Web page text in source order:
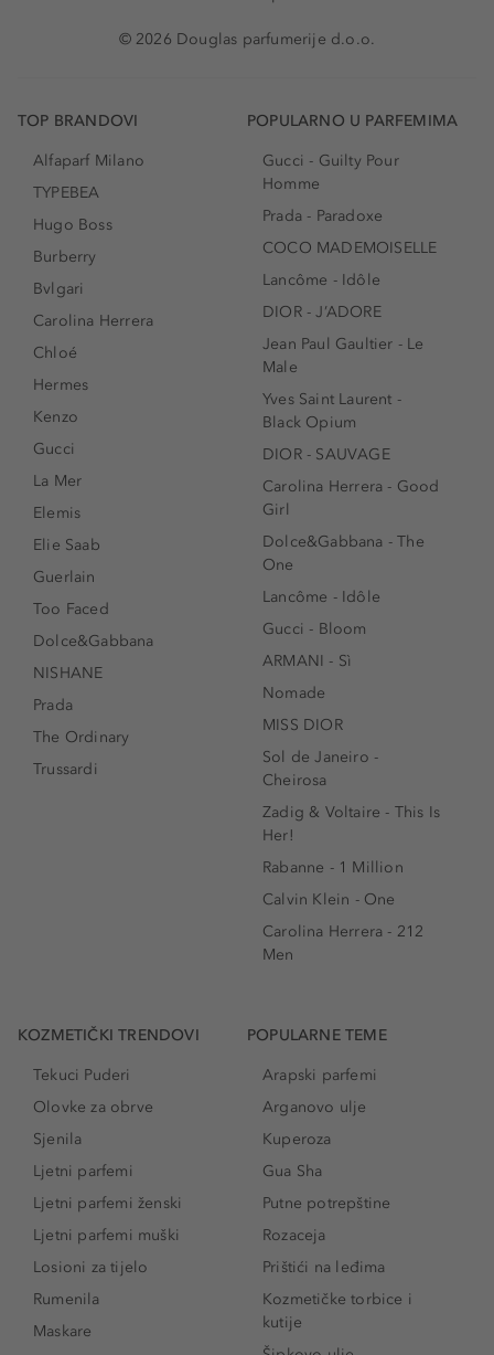
© 2026 Douglas parfumerije d.o.o.
TOP BRANDOVI
Alfaparf Milano
TYPEBEA
Hugo Boss
Burberry
Bvlgari
Carolina Herrera
Chloé
Hermes
Kenzo
Gucci
La Mer
Elemis
Elie Saab
Guerlain
Too Faced
Dolce&Gabbana
NISHANE
Prada
The Ordinary
Trussardi
POPULARNO U PARFEMIMA
Gucci - Guilty Pour
Homme
Prada - Paradoxe
COCO MADEMOISELLE
Lancôme - Idôle
DIOR - J’ADORE
Jean Paul Gaultier - Le
Male
Yves Saint Laurent -
Black Opium
DIOR - SAUVAGE
Carolina Herrera - Good
Girl
Dolce&Gabbana - The
One
Lancôme - Idôle
Gucci - Bloom
ARMANI - Sì
Nomade
MISS DIOR
Sol de Janeiro -
Cheirosa
Zadig & Voltaire - This Is
Her!
Rabanne - 1 Million
Calvin Klein - One
Carolina Herrera - 212
Men
KOZMETIČKI TRENDOVI
Tekuci Puderi
Olovke za obrve
Sjenila
Ljetni parfemi
Ljetni parfemi ženski
Ljetni parfemi muški
Losioni za tijelo
Rumenila
Maskare
POPULARNE TEME
Arapski parfemi
Arganovo ulje
Kuperoza
Gua Sha
Putne potrepštine
Rozaceja
Prištići na leđima
Kozmetičke torbice i
kutije